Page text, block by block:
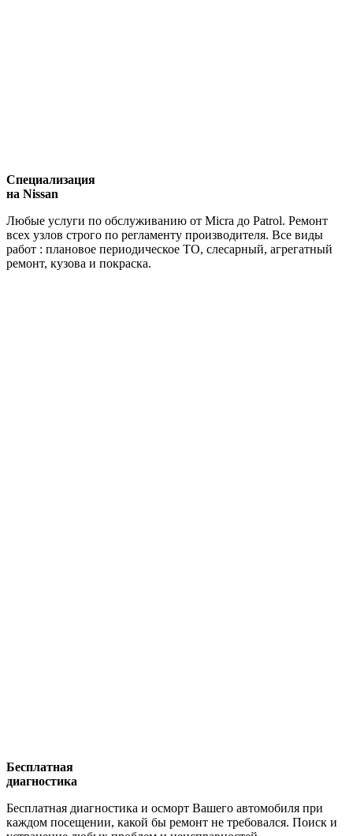
Специализация
на Nissan
Любые услуги по обслуживанию от Micra до Patrol. Ремонт
всех узлов строго по регламенту производителя. Все виды
работ : плановое периодическое ТО, слесарный, агрегатный
ремонт, кузова и покраска.
Бесплатная
диагностика
Бесплатная диагностика и осморт Вашего автомобиля при
каждом посещении, какой бы ремонт не требовался. Поиск и